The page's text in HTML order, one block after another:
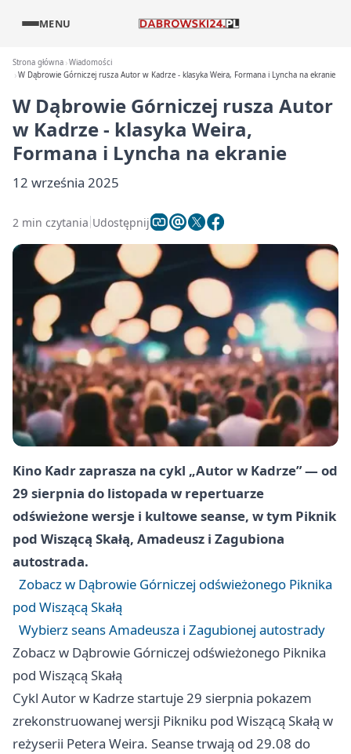
MENU
Strona główna Wiadomości
W Dąbrowie Górniczej rusza Autor w Kadrze - klasyka Weira, Formana i Lyncha na ekranie
W Dąbrowie Górniczej rusza Autor
w Kadrze - klasyka Weira,
Formana i Lyncha na ekranie
12 września 2025
2 min czytania Udostępnij
Kino Kadr zaprasza na cykl „Autor w Kadrze” — od
29 sierpnia do listopada w repertuarze
odświeżone wersje i kultowe seanse, w tym Piknik
pod Wiszącą Skałą, Amadeusz i Zagubiona
autostrada.
Zobacz w Dąbrowie Górniczej odświeżonego Piknika
pod Wiszącą Skałą
Wybierz seans Amadeusza i Zagubionej autostrady
Zobacz w Dąbrowie Górniczej odświeżonego Piknika
pod Wiszącą Skałą
Cykl Autor w Kadrze startuje 29 sierpnia pokazem
zrekonstruowanej wersji Pikniku pod Wiszącą Skałą w
reżyserii Petera Weira. Seanse trwają od 29.08 do